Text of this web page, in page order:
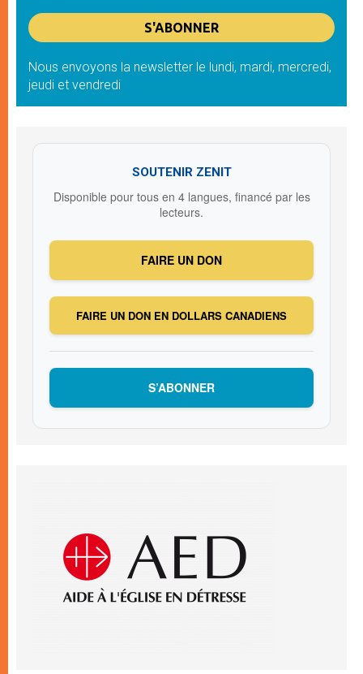
Nous envoyons la newsletter le lundi, mardi, mercredi,
jeudi et vendredi
SOUTENIR ZENIT
Disponible pour tous en 4 langues, financé par les
lecteurs.
FAIRE UN DON
FAIRE UN DON EN DOLLARS CANADIENS
S’ABONNER